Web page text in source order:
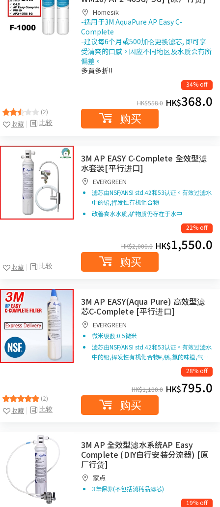
(2)
比较
收藏
Homesik
-适用于3M AquaPure AP Easy C-
Complete
-建议每6个月或500加仑更换滤芯, 即可享
受清爽的口感。因应不同地区及水质会有所
偏差。
多買多折!!
34% off
HK$558.0 HK$368.0
购买
比较
收藏
3M AP EASY C-Complete 全效型滤
水套装[平行进口]
EVERGREEN
滤芯由NSF/ANSI std.42和53认证。有效过滤水
中的铅,挥发性有机化合物
改善食水水质,矿物质仍存在于水中
22% off
HK$2,000.0 HK$1,550.0
购买
(2)
比较
收藏
3M AP EASY(Aqua Pure) 高效型滤
芯C-Complete [平行进口]
EVERGREEN
微米级数:0.5微米
滤芯由NSF/ANSI std.42和53认证。有效过滤水
中的铅,挥发性有机化合物#,锈,氯的味道,气…
28% off
HK$1,100.0 HK$795.0
购买
3M AP 全效型滤水系统AP Easy
Complete (DIY自行安装分流器) [原
厂行货]
家点
3年保养(不包括消秏品滤芯)
19% off